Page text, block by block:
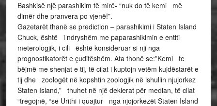
Bashkisë një parashikim të mirë- “nuk do të kemi më
dimër dhe pranvera po vjenë!”.
Gazetarët thanë se prediction – parashikimi i Staten Island
Chuck, është i ndryshëm me paparashikimin e entiti
meterologjik, i cili është konsideruar si nji nga
prognostikatorët e çuditëshëm. Ata thonë se:”Kemi te
bëjmë me shenjat e tij, të cilat i kuptojn vetëm kujdëstarët e
tij dhe zoologët në kopshtin zoologjik në ishullin njujorkez
Staten Island,” thuhet në një deklerat për median, të cilat
“tregojnë, “se Urithi i quajtur nga njojorkezët Staten Island